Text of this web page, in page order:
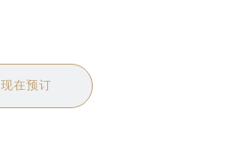
现在预订